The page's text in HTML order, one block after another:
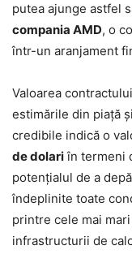
putea ajunge astfel
compania AMD, o
într-un aranjament
Valoarea
estimările din piață
credibile indică o
de dolariîn termeni
potențialul de a
îndeplinite toate
printre cele mai
infrastructurii de